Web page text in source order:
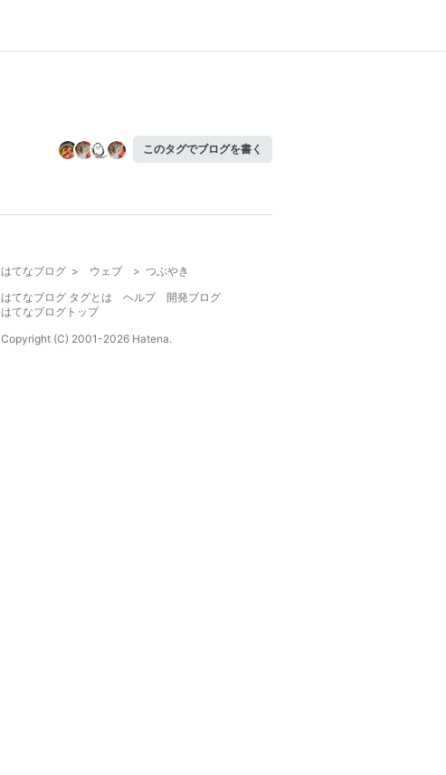
このタグでブログを書く
はてなブログ > ウェブ > つぶやき
はてなブログ タグとは
ヘルプ
開発ブログ
はてなブログトップ
Copyright (C) 2001-2026 Hatena.